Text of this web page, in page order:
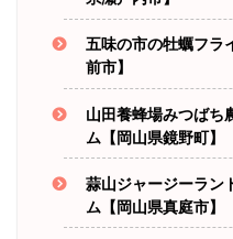
五味の市の牡蠣フラ
前市】
山田養蜂場みつばち
ム【岡山県鏡野町】
蒜山ジャージーラン
ム【岡山県真庭市】